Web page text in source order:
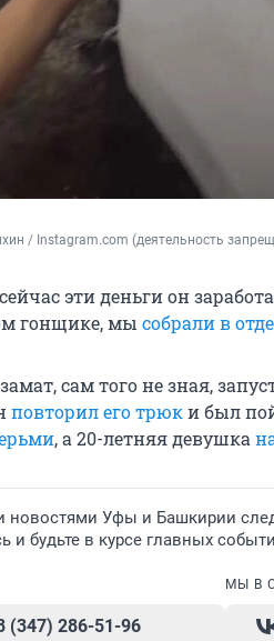
/ Instagram.com (деятельность
эти деньги он
гонщике, мы собрали в
сам того не зная,
повторил его трюки был
, а 20-летняя девушка
новостями Уфы и Башкирии
и будьте в курсе главных
(347) 286-51-96
МЫ В